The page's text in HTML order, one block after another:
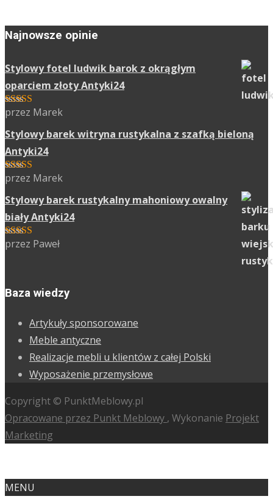
Najnowsze opinie
Stylowy fotel ludwik barok z okrągłym
oparciem złoty Antyki24
Oceniony5
przez Marek
Stylowy barek witryna rustykalna z szafką bieloną
Antyki24
Oceniony5
przez Marek
Stylowy barek rustykalny mahoniowy owalny
biały Antyki24
Oceniony5
przez Paweł
Baza wiedzy
Artykuły sponsorowane
Meble antyczne
Realizacje mebli u klientów z całej Polski
Wyposażenie przemysłowe
Copyright © PunktMeblowy.pl
Opracowane przez Punkt Meblowy , Wykonanie Projekt
Marketing
MENU